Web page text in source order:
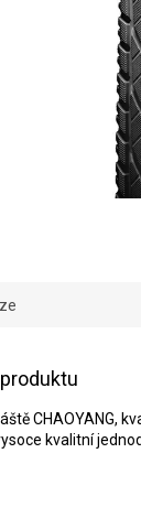
CHAOYANG,
kvalitní